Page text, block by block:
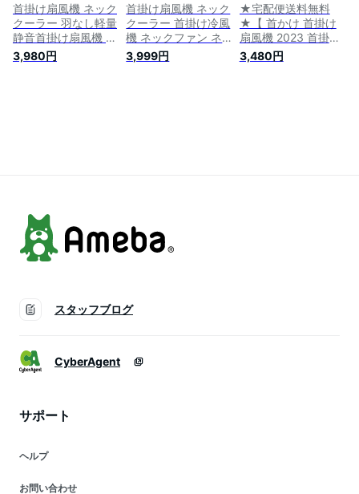
首掛け扇風機 ネック
クーラー 羽なし軽量
静音首掛け扇風機 接
触涼感 最強 扇風機
首かけ 8h連続送風
3,980円
首掛け扇風機 ネック
クーラー 首掛け冷風
機 ネックファン ネ
ッククーラー 扇風機
首掛け 扇風機 首か
3,999円
★宅配便送料無料
★【 首かけ 首掛け
扇風機 2023 首掛け
扇風機 ハンズフリー
ファン 羽なし 羽根
3,480円
スタッフブログ
CyberAgent
サポート
ヘルプ
お問い合わせ